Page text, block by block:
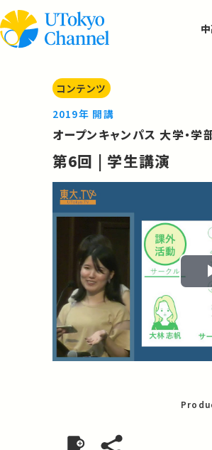
コンテンツ
2019年 開講
オープンキャンパス 大学・
第6回 | 学生講演